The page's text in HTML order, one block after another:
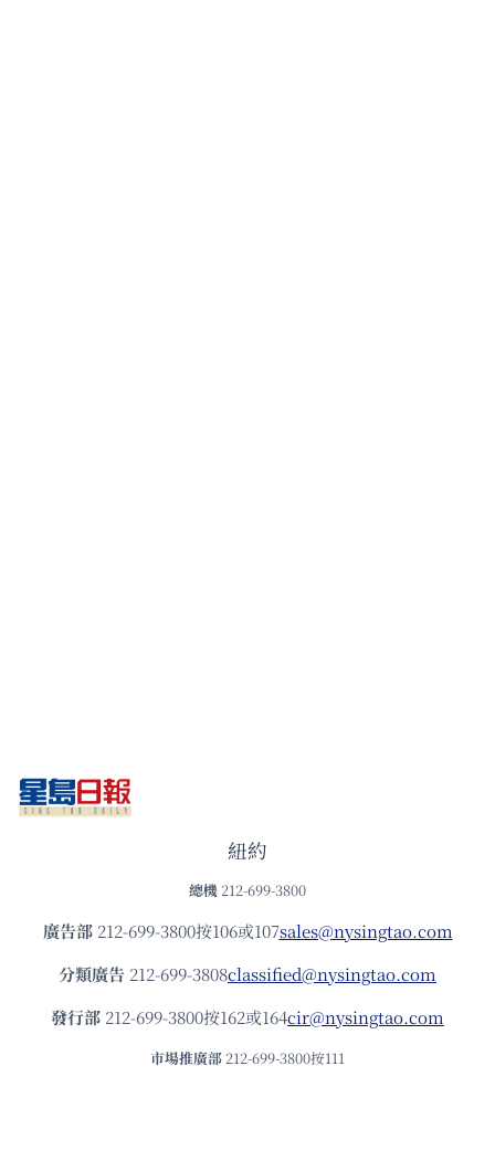
紐約
總機 212-699-3800
廣告部212-699-3800按106或107sales@nysingtao.com
分類廣告 212-699-3808classified@nysingtao.com
發⾏部 212-699-3800按162或164cir@nysingtao.com
市場推廣部 212-699-3800按111